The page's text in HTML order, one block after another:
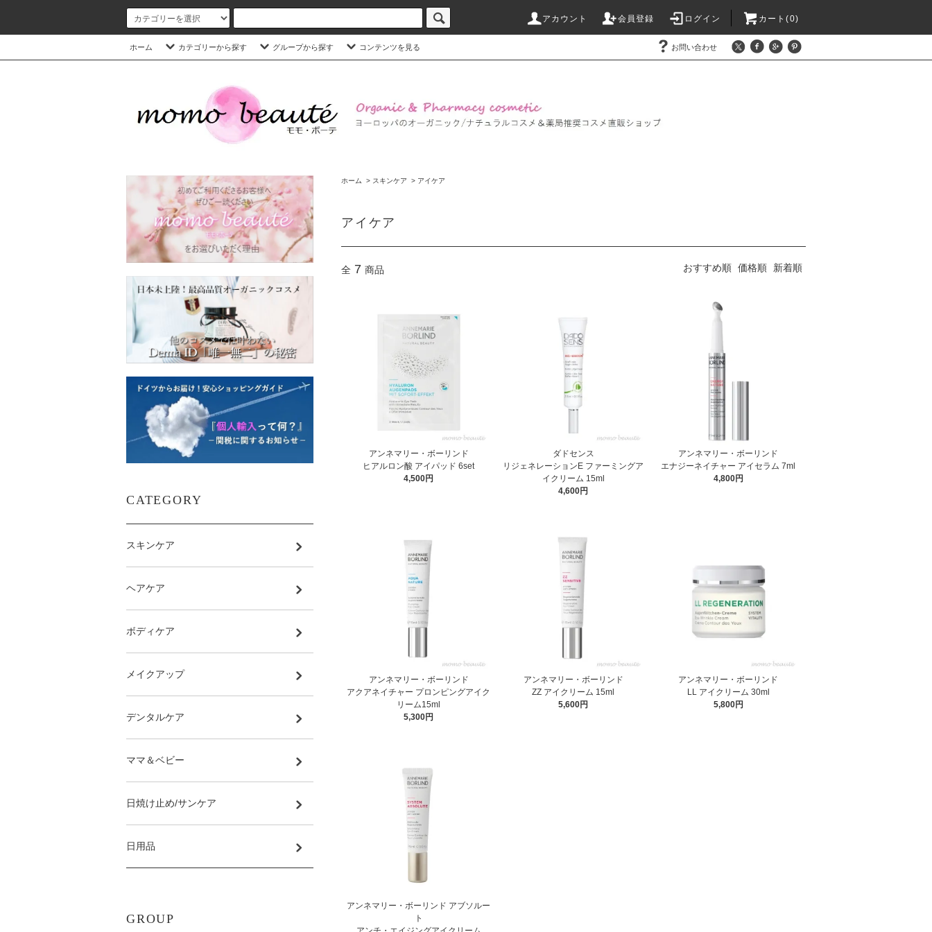
アカウント 会員登録 ログイン カート(0)
ホーム カテゴリーから探す グループから探す コンテンツを見る お問い合わせ
ホーム > スキンケア > アイケア
アイケア
全 7 商品 おすすめ順 価格順 新着順
アンネマリー・ボーリンド
ヒアルロン酸 アイパッド 6set
4,500円
ダドセンス
リジェネレーションE ファーミングア
イクリーム 15ml
4,600円
アンネマリー・ボーリンド
エナジーネイチャー アイセラム 7ml
4,800円
アンネマリー・ボーリンド
アクアネイチャー プロンピングアイク
リーム15ml
5,300円
アンネマリー・ボーリンド
ZZ アイクリーム 15ml
5,600円
アンネマリー・ボーリンド
LL アイクリーム 30ml
5,800円
アンネマリー・ボーリンド アブソルー
ト
CATEGORY
スキンケア
ヘアケア
ボディケア
メイクアップ
デンタルケア
ママ＆ベビー
日焼け止め/サンケア
日用品
GROUP